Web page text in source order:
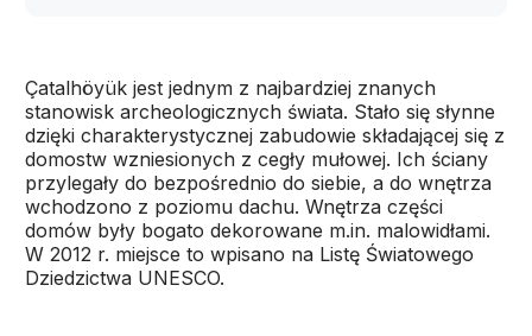
Çatalhöyük jest jednym z najbardziej znanych
stanowisk archeologicznych świata. Stało się słynne
dzięki charakterystycznej zabudowie składającej się z
domostw wzniesionych z cegły mułowej. Ich ściany
przylegały do bezpośrednio do siebie, a do wnętrza
wchodzono z poziomu dachu. Wnętrza części
domów były bogato dekorowane m.in. malowidłami.
W 2012 r. miejsce to wpisano na Listę Światowego
Dziedzictwa UNESCO.